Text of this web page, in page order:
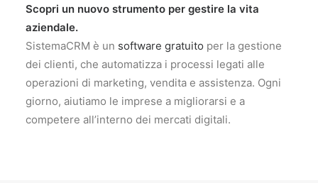
Scopri un nuovo strumento per gestire la vita
aziendale.
SistemaCRM è un software gratuito per la gestione
dei clienti, che automatizza i processi legati alle
operazioni di marketing, vendita e assistenza. Ogni
giorno, aiutiamo le imprese a migliorarsi e a
competere all’interno dei mercati digitali.